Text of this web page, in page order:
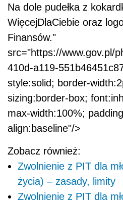
Na dole pudełka z
WięcejDlaCiebie oraz
Finansów."
src="https://www.gov.pl/
410d-a119-
style:solid; border-
sizing:border-box;
max-width:100%;
align:baseline"/>
Zobacz również:
Zwolnienie z PIT dla
życia) – zasady, limity
Zwolnienie z PIT dla